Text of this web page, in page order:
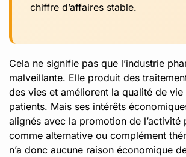
chiffre d’affaires stable.
Cela ne signifie pas que l’industrie
malveillante. Elle produit des
des vies et améliorent la qualité de
patients. Mais ses intérêts
alignés avec la promotion de l’activité
comme alternative ou complément
n’a donc aucune raison économique